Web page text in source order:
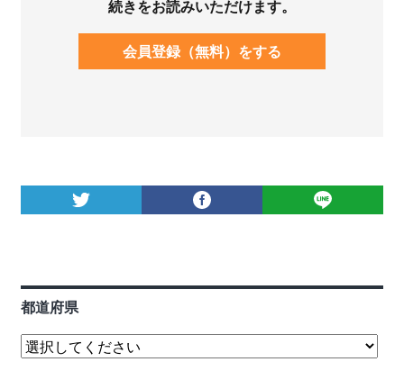
続きをお読みいただけます。
会員登録（無料）をする
都道府県